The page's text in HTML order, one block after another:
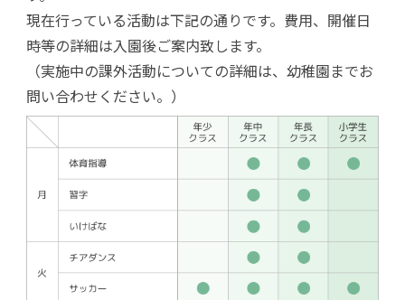
現在行っている活動は下記の通りです。費用、開催日
時等の詳細は入園後ご案内致します。
（実施中の課外活動についての詳細は、幼稚園までお
問い合わせください。）